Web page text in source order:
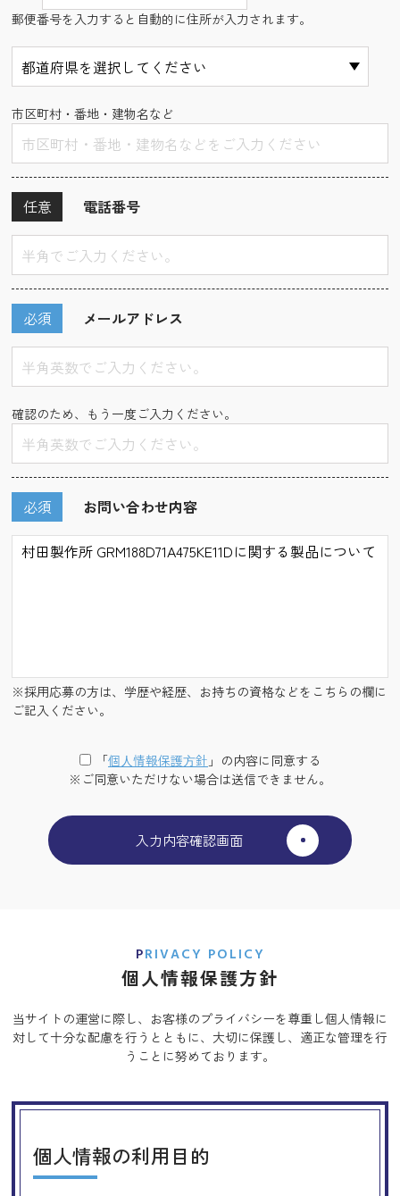
郵便番号を入力すると自動的に住所が入力されます。
市区町村・番地・建物名など
電話番号
任意
メールアドレス
必須
確認のため、もう一度ご入力ください。
お問い合わせ内容
必須
※採用応募の方は、学歴や経歴、お持ちの資格などをこちらの欄に
ご記入ください。
「個⼈情報保護⽅針 」の内容に同意する
※ご同意いただけない場合は送信できません。
PRIVACY POLICY
個人情報保護方針
当サイトの運営に際し、お客様のプライバシーを尊重し個人情報に
対して十分な配慮を行うとともに、 大切に保護し、適正な管理を行
うことに努めております。
個人情報の利用目的